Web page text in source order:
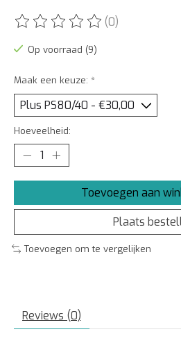
De beoordeling van dit product is
(0)
Op voorraad (9)
Maak een keuze: *
Hoeveelheid:
Toevoegen aan
Plaats
Toevoegen om te vergelijken
Reviews (0)